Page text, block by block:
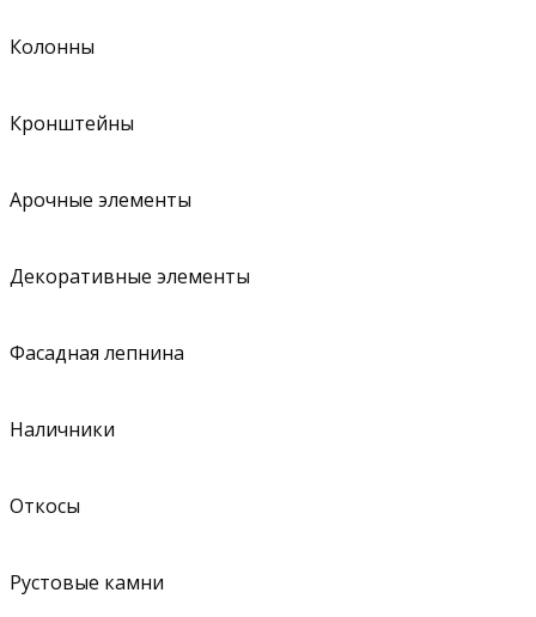
Колонны
Кронштейны
Арочные элементы
Декоративные элементы
Фасадная лепнина
Наличники
Откосы
Рустовые камни